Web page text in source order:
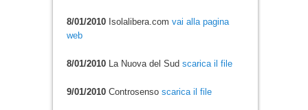
8/01/2010Isolalibera.com vai alla pagina
web
8/01/2010 La Nuova del Sud scarica il file
9/01/2010 Controsenso scarica il file